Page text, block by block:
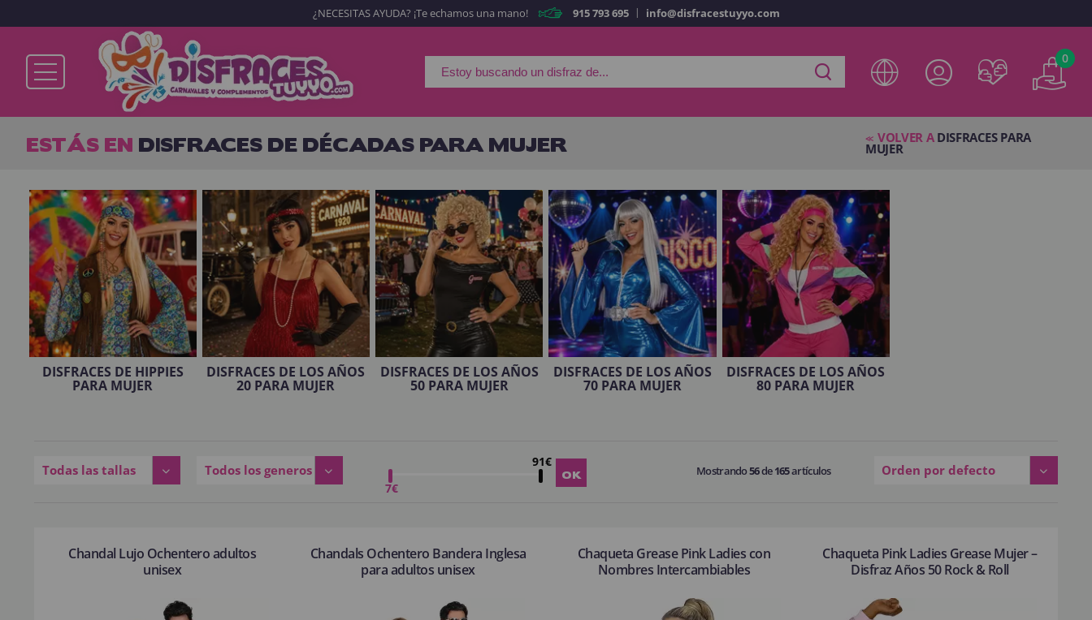
Ya soy cliente
ENTRAR
Soy nuevo
CREAR CUENTA
¿NECESITAS AYUDA? ¡Te echamos una mano! 915 793 695 | info@disfracestuyyo.com
0
ESTÁS EN DISFRACES DE DÉCADAS PARA MUJER << VOLVER A DISFRACES PARA
MUJER
DISFRACES DE HIPPIES
PARA MUJER
DISFRACES DE LOS AÑOS
20 PARA MUJER
DISFRACES DE LOS AÑOS
50 PARA MUJER
DISFRACES DE LOS AÑOS
70 PARA MUJER
DISFRACES DE LOS AÑOS
80 PARA MUJER
Todas las tallas Todos los generos
7€
91€
Mostrando56de165artículos Orden por defecto
Chandal Lujo Ochentero adultos
unisex
Chandals Ochentero Bandera Inglesa
para adultos unisex
Chaqueta Grease Pink Ladies con
Nombres Intercambiables
Chaqueta Pink Ladies Grease Mujer –
Disfraz Años 50 Rock & Roll